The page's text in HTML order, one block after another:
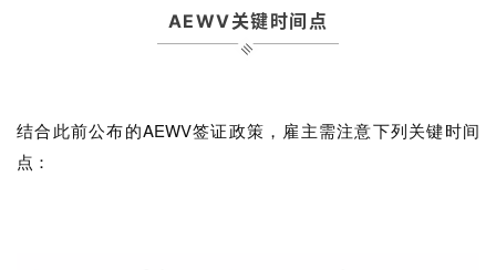
AEWV关键时间点
结合此前公布的AEWV签证政策，雇主需注意下列关键时间
点：